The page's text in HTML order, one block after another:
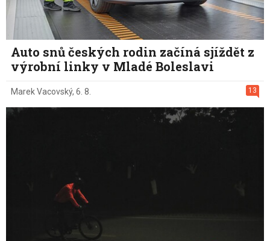
Auto snů českých rodin začíná sjíždět z
výrobní linky v Mladé Boleslavi
13
Marek Vacovský, 6. 8.